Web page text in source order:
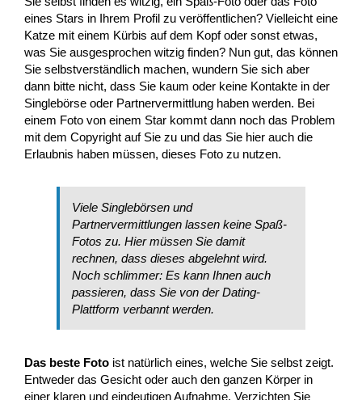
eines Stars in Ihrem Profil zu veröffentlichen? Vielleicht eine
Katze mit einem Kürbis auf dem Kopf oder sonst etwas,
was Sie ausgesprochen witzig finden? Nun gut, das können
Sie selbstverständlich machen, wundern Sie sich aber
dann bitte nicht, dass Sie kaum oder keine Kontakte in der
Singlebörse oder Partnervermittlung haben werden. Bei
einem Foto von einem Star kommt dann noch das Problem
mit dem Copyright auf Sie zu und das Sie hier auch die
Erlaubnis haben müssen, dieses Foto zu nutzen.
Viele Singlebörsen und
Partnervermittlungen lassen keine Spaß-
Fotos zu. Hier müssen Sie damit
rechnen, dass dieses abgelehnt wird.
Noch schlimmer: Es kann Ihnen auch
passieren, dass Sie von der Dating-
Plattform verbannt werden.
Das beste Foto ist natürlich eines, welche Sie selbst zeigt.
Entweder das Gesicht oder auch den ganzen Körper in
einer klaren und eindeutigen Aufnahme. Verzichten Sie